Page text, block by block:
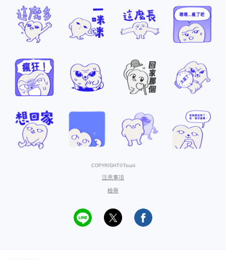
COPYRIGHT©Tsuzii
注意事項
檢舉